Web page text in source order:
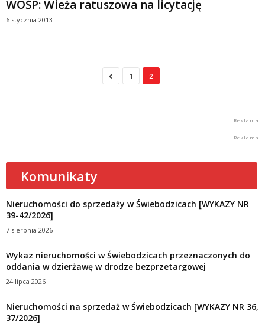
WOŚP: Wieża ratuszowa na licytację
6 stycznia 2013
1 2
Komunikaty
Nieruchomości do sprzedaży w Świebodzicach [WYKAZY NR
39-42/2026]
7 sierpnia 2026
Wykaz nieruchomości w Świebodzicach przeznaczonych do
oddania w dzierżawę w drodze bezprzetargowej
24 lipca 2026
Nieruchomości na sprzedaż w Świebodzicach [WYKAZY NR 36,
37/2026]